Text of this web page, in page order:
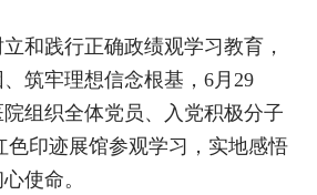
和践行正确政绩观学习教育，
筑牢理想信念根基，6月29
组织全体党员、入党积极分子
色印迹展馆参观学习，实地感悟
使命。